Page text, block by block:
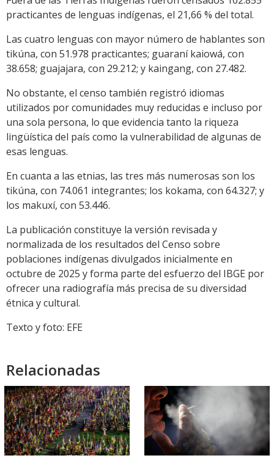
practicantes de lenguas indígenas, el 21,66 % del total.
Las cuatro lenguas con mayor número de hablantes son
tikúna, con 51.978 practicantes; guaraní kaiowá, con
38.658; guajajara, con 29.212; y kaingang, con 27.482.
No obstante, el censo también registró idiomas
utilizados por comunidades muy reducidas e incluso por
una sola persona, lo que evidencia tanto la riqueza
lingüística del país como la vulnerabilidad de algunas de
esas lenguas.
En cuanta a las etnias, las tres más numerosas son los
tikúna, con 74.061 integrantes; los kokama, con 64.327; y
los makuxí, con 53.446.
La publicación constituye la versión revisada y
normalizada de los resultados del Censo sobre
poblaciones indígenas divulgados inicialmente en
octubre de 2025 y forma parte del esfuerzo del IBGE por
ofrecer una radiografía más precisa de su diversidad
étnica y cultural.
Texto y foto: EFE
Relacionadas